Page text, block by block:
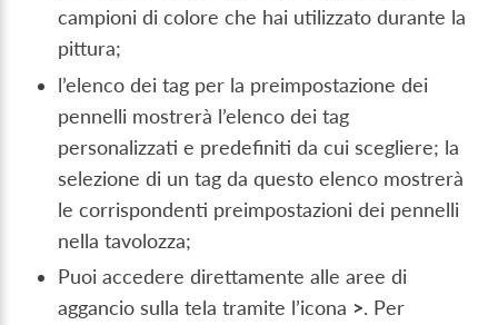
campioni di colore che hai utilizzato durante la
pittura;
l’elenco dei tag per la preimpostazione dei
pennelli mostrerà l’elenco dei tag
personalizzati e predefiniti da cui scegliere; la
selezione di un tag da questo elenco mostrerà
le corrispondenti preimpostazioni dei pennelli
nella tavolozza;
Puoi accedere direttamente alle aree di
aggancio sulla tela tramite l’icona >. Per